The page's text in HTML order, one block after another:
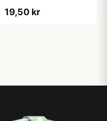
19,50 kr